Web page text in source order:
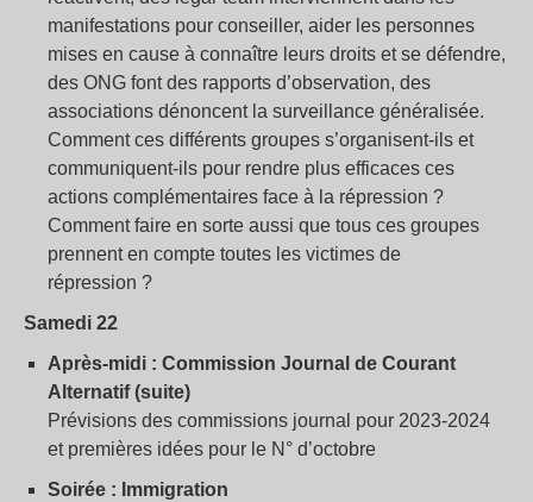
manifestations pour conseiller, aider les personnes
mises en cause à connaître leurs droits et se défendre,
des ONG font des rapports d’observation, des
associations dénoncent la surveillance généralisée.
Comment ces différents groupes s’organisent-ils et
communiquent-ils pour rendre plus efficaces ces
actions complémentaires face à la répression ?
Comment faire en sorte aussi que tous ces groupes
prennent en compte toutes les victimes de
répression ?
Samedi 22
Après-midi : Commission Journal de Courant
Alternatif (suite)
Prévisions des commissions journal pour 2023-2024
et premières idées pour le N° d’octobre
Soirée : Immigration